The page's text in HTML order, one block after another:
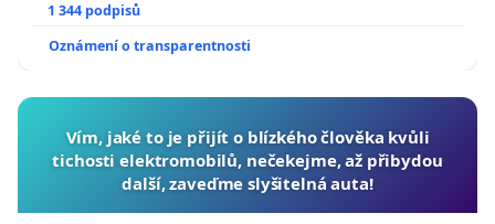
1 344 podpisů
Oznámení o transparentnosti
Vím, jaké to je přijít o blízkého člověka kvůli
tichosti elektromobilů, nečekejme, až přibydou
další, zaveďme slyšitelná auta!